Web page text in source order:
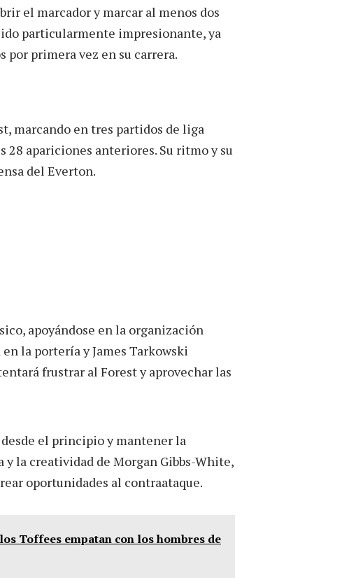
el marcador y marcar al menos dos
particularmente impresionante, ya
por primera vez en su carrera.
marcando en tres partidos de liga
28 apariciones anteriores. Su ritmo y su
del Everton.
apoyándose en la organización
la portería y James Tarkowski
frustrar al Forest y aprovechar las
desde el principio y mantener la
la creatividad de Morgan Gibbs-White,
oportunidades al contraataque.
Toffees empatan con los hombres de